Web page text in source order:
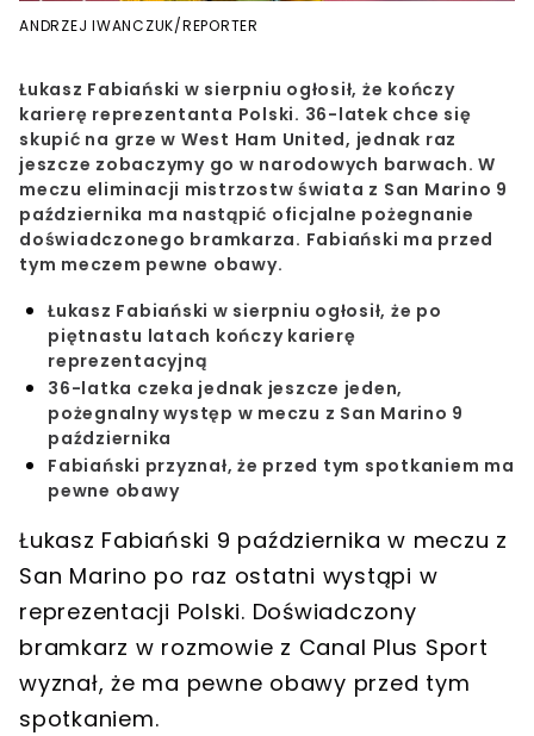
ANDRZEJ IWANCZUK/REPORTER
Łukasz Fabiański w sierpniu ogłosił, że kończy
karierę reprezentanta Polski. 36-latek chce się
skupić na grze w West Ham United, jednak raz
jeszcze zobaczymy go w narodowych barwach. W
meczu eliminacji mistrzostw świata z San Marino 9
października ma nastąpić oficjalne pożegnanie
doświadczonego bramkarza. Fabiański ma przed
tym meczem pewne obawy.
Łukasz Fabiański w sierpniu ogłosił, że po
piętnastu latach kończy karierę
reprezentacyjną
36-latka czeka jednak jeszcze jeden,
pożegnalny występ w meczu z San Marino 9
października
Fabiański przyznał, że przed tym spotkaniem ma
pewne obawy
Łukasz Fabiański 9 października w meczu z
San Marino po raz ostatni wystąpi w
reprezentacji Polski. Doświadczony
bramkarz w rozmowie z Canal Plus Sport
wyznał, że ma pewne obawy przed tym
spotkaniem.